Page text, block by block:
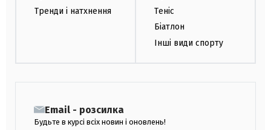
Тренди і натхнення
Теніс
Біатлон
Інші види спорту
Email - розсилка
Будьте в курсі всіх новин і оновлень!